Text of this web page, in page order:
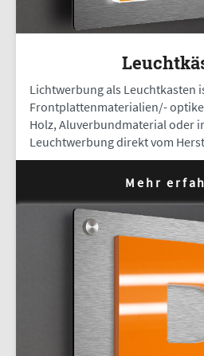
Lichtwerbung als Leuchtkasten
Frontplattenmaterialien/-
Holz, Aluverbundmaterial oder
Leuchtwerbung direkt vom
Mehr